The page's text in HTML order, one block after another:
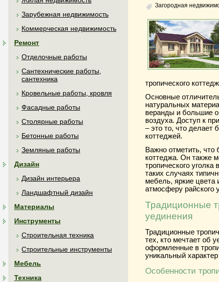
Зарубежная недвижимость
Коммерческая недвижимость
Ремонт
Отделочные работы
Сантехнические работы,
сантехника
Кровельные работы, кровля
Фасадные работы
Столярные работы
Бетонные работы
Земляные работы
Дизайн
Дизайн интерьера
Ландшафтный дизайн
Материалы
Инструменты
Строительная техника
Строительные инструменты
Мебель
Техника
Загородная
тропического
Основные
натуральных
веранды и большие
воздуха. Доступ к
– это то, что делает
коттеджей.
Важно отметить, что
коттеджа. Он также
тропического
таких случаях
мебель, яркие цвета
атмосферу райского
Традиционные
уединения
Традиционные
тех, кто мечтает об
оформленные в
уникальный
Особенности